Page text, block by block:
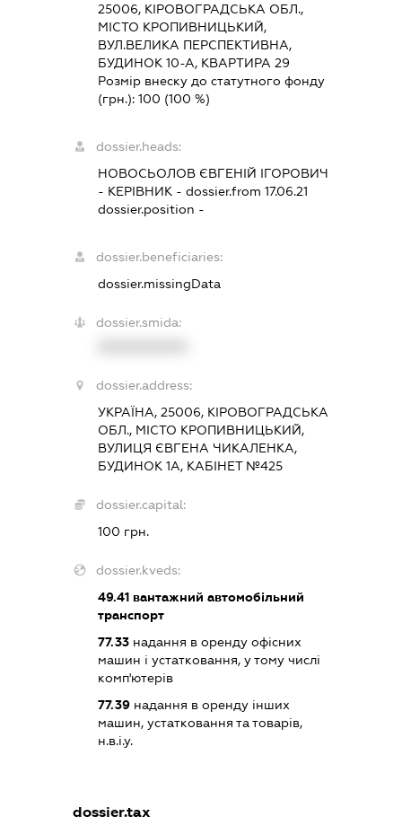
25006, КІРОВОГРАДСЬКА ОБЛ.,
МІСТО КРОПИВНИЦЬКИЙ,
ВУЛ.ВЕЛИКА ПЕРСПЕКТИВНА,
БУДИНОК 10-А, КВАРТИРА 29
Розмір внеску до статутного фонду
(грн.): 100 (100 %)
dossier.heads:
НОВОСЬОЛОВ ЄВГЕНІЙ ІГОРОВИЧ
- КЕРІВНИК - dossier.from 17.06.21
dossier.position -
dossier.beneficiaries:
dossier.missingData
dossier.smida:
dossier.address:
УКРАЇНА, 25006, КІРОВОГРАДСЬКА
ОБЛ., МІСТО КРОПИВНИЦЬКИЙ,
ВУЛИЦЯ ЄВГЕНА ЧИКАЛЕНКА,
БУДИНОК 1А, КАБІНЕТ №425
dossier.capital:
100 грн.
dossier.kveds:
49.41вантажний автомобільний
транспорт
77.33надання в оренду офісних
машин і устатковання, у тому числі
комп'ютерів
77.39надання в оренду інших
машин, устатковання та товарів,
н.в.і.у.
dossier.tax